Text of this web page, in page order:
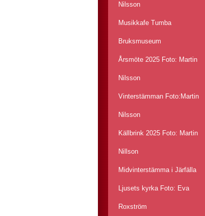
Nilsson
Musikkafe Tumba
Bruksmuseum
Årsmöte 2025 Foto: Martin
Nilsson
Vinterstämman Foto:Martin
Nilsson
Källbrink 2025 Foto: Martin
Nillson
Midvinterstämma i Järfälla
Ljusets kyrka Foto: Eva
Roxström